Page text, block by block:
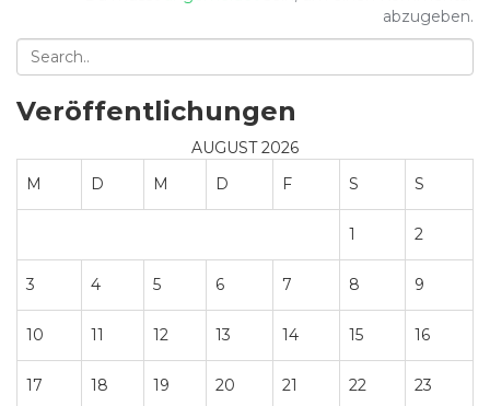
abzugeben.
Veröffentlichungen
AUGUST 2026
M
D M D F S S
1 2
3 4 5 6 7 8 9
10 11 12 13 14 15 16
17 18 19 20 21 22 23